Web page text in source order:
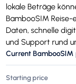
lokale Beträge
BambooSIM Reise-
Daten, schnelle
und Support rund
Current BambooSIM
Starting price